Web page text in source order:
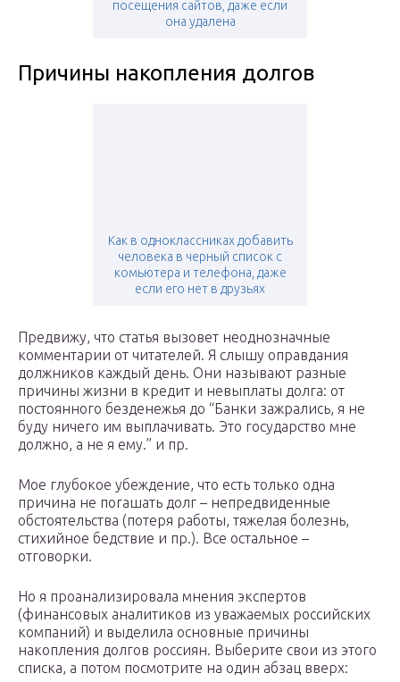
посещения сайтов, даже если
она удалена
Причины накопления долгов
Как в одноклассниках добавить
человека в черный список с
комьютера и телефона, даже
если его нет в друзьях
Предвижу, что статья вызовет неоднозначные
комментарии от читателей. Я слышу оправдания
должников каждый день. Они называют разные
причины жизни в кредит и невыплаты долга: от
постоянного безденежья до “Банки зажрались, я не
буду ничего им выплачивать. Это государство мне
должно, а не я ему.” и пр.
Мое глубокое убеждение, что есть только одна
причина не погашать долг – непредвиденные
обстоятельства (потеря работы, тяжелая болезнь,
стихийное бедствие и пр.). Все остальное –
отговорки.
Но я проанализировала мнения экспертов
(финансовых аналитиков из уважаемых российских
компаний) и выделила основные причины
накопления долгов россиян. Выберите свои из этого
списка, а потом посмотрите на один абзац вверх: